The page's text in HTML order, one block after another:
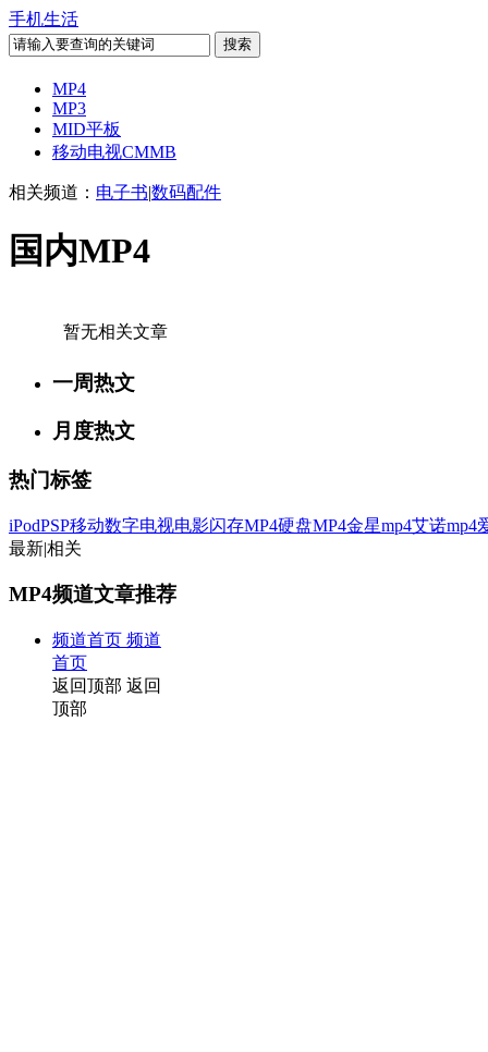
手机生活
MP4
MP3
MID平板
移动电视CMMB
相关频道： 电子书|数码配件
国内MP4
暂无相关文章
一周热文
月度热文
热门标签
iPodPSP移动数字电视电影闪存MP4硬盘MP4金星mp4艾诺mp4
最新|相关
MP4频道文章推荐
频道首页 频道
首页
返回顶部 返回
顶部